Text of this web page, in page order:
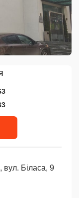
вул. Біласа, 9